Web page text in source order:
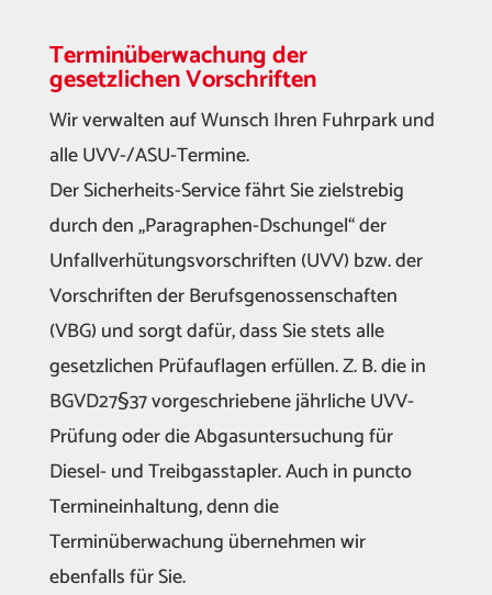
Terminüberwachung der
gesetzlichen Vorschriften
Wir verwalten auf Wunsch Ihren Fuhrpark und
alle UVV-/ASU-Termine.
Der Sicherheits-Service fährt Sie zielstrebig
durch den „Paragraphen-Dschungel“ der
Unfallverhütungsvorschriften (UVV) bzw. der
Vorschriften der Berufsgenossenschaften
(VBG) und sorgt dafür, dass Sie stets alle
gesetzlichen Prüfauflagen erfüllen. Z. B. die in
BGVD27§37 vorgeschriebene jährliche UVV-
Prüfung oder die Abgasuntersuchung für
Diesel- und Treibgasstapler. Auch in puncto
Termineinhaltung, denn die
Terminüberwachung übernehmen wir
ebenfalls für Sie.